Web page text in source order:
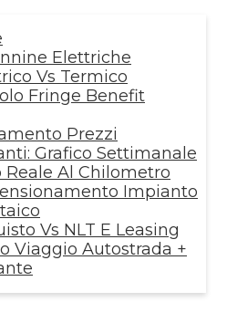
Elettriche
Vs Termico
Fringe Benefit
Prezzi
Grafico Settimanale
Reale Al Chilometro
Impianto
Vs NLT E Leasing
Viaggio Autostrada +